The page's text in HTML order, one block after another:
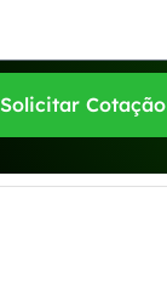
Solicitar Cotação